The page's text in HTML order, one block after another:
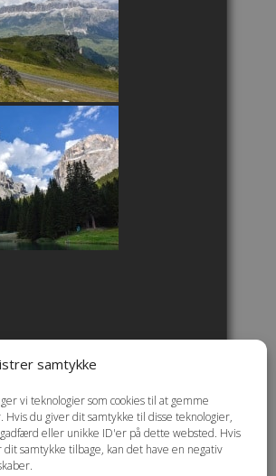
samtykke
vi teknologier som cookies til at gemme
du giver dit samtykke til disse teknologier,
eller unikke ID'er på dette websted. Hvis
samtykke tilbage, kan det have en negativ